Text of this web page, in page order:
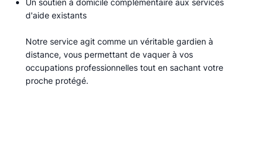
d'aide existants
Notre service agit comme un véritable gardien à
distance, vous permettant de vaquer à vos
occupations professionnelles tout en sachant votre
proche protégé.